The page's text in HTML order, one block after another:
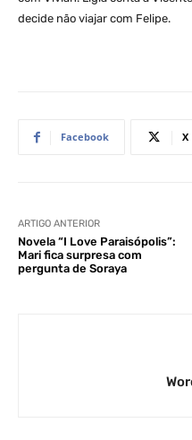
decide não viajar com Felipe.
Facebook X
ARTIGO ANTERIOR
Novela “I Love Paraisópolis”:
Mari fica surpresa com
pergunta de Soraya